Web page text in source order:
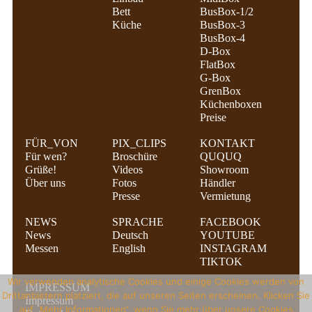
News
Messen
DE
Deutsch
Bett
Küche
BusBox-1/2
BusBox-3
BusBox-4
D-Box
FlatBox
G-Box
GrenBox
Küchenboxen
Preise
FÜR_VON
Für wen?
Grüße!
Über uns
PIX_CLIPS
Broschüre
Videos
Fotos
Presse
KONTAKT
QUQUQ
Showroom
Händler
Vermietung
NEWS
News
Messen
SPRACHE
Deutsch
English
FACEBOOK
YOUTUBE
INSTAGRAM
TIKTOK
IMPRESSUM
Impressum
Wir verwenden analytische Cookies und einige Cookies werden von
Drittanbietern platziert, die auf unseren Seiten erscheinen. Klicken Sie
auf „Mehr Informationen“, wenn Sie mehr über unsere Cookies